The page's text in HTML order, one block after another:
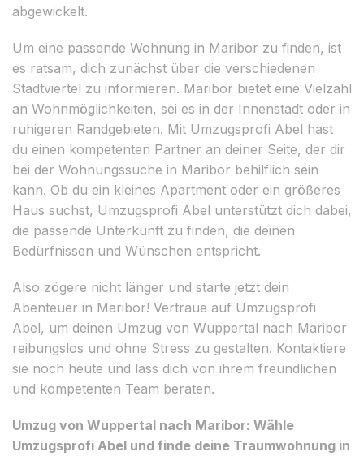
abgewickelt.
Um eine passende Wohnung in Maribor zu finden, ist
es ratsam, dich zunächst über die verschiedenen
Stadtviertel zu informieren. Maribor bietet eine Vielzahl
an Wohnmöglichkeiten, sei es in der Innenstadt oder in
ruhigeren Randgebieten. Mit Umzugsprofi Abel hast
du einen kompetenten Partner an deiner Seite, der dir
bei der Wohnungssuche in Maribor behilflich sein
kann. Ob du ein kleines Apartment oder ein größeres
Haus suchst, Umzugsprofi Abel unterstützt dich dabei,
die passende Unterkunft zu finden, die deinen
Bedürfnissen und Wünschen entspricht.
Also zögere nicht länger und starte jetzt dein
Abenteuer in Maribor! Vertraue auf Umzugsprofi
Abel, um deinen Umzug von Wuppertal nach Maribor
reibungslos und ohne Stress zu gestalten. Kontaktiere
sie noch heute und lass dich von ihrem freundlichen
und kompetenten Team beraten.
Umzug von Wuppertal nach Maribor: Wähle
Umzugsprofi Abel und finde deine Traumwohnung in